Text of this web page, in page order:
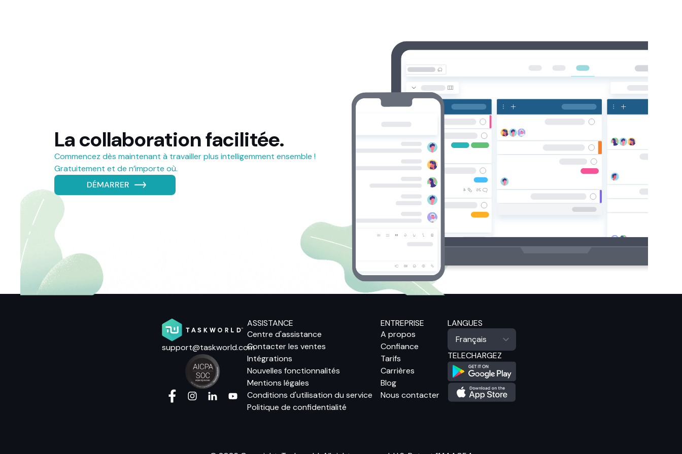
La collaboration facilitée.
Commencez dès maintenant à travailler plus intelligemment ensemble !
Gratuitement et de n’importe où.
DÉMARRER
support@taskworld.com
ASSISTANCE
Centre d'assistance
Contacter les ventes
Intégrations
Nouvelles fonctionnalités
Mentions légales
Conditions d'utilisation du service
Politique de confidentialité
ENTREPRISE
A propos
Confiance
Tarifs
Carrières
Blog
Nous contacter
LANGUES
TELECHARGEZ